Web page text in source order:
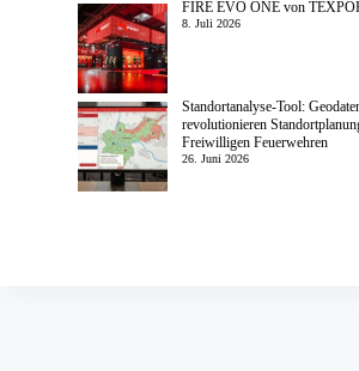
FIRE EVO ONE von
8. Juli 2026
Standortanalyse-Tool:
revolutionieren
Freiwilligen Feuerwehren
26. Juni 2026